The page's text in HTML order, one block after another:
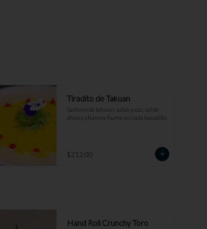
Tiradito de Takuan
Sashimi de takuan, salsa yuzu, sal de
shiso y chamoy hume en cada bocadillo
$212.00
Hand Roll Crunchy Toro